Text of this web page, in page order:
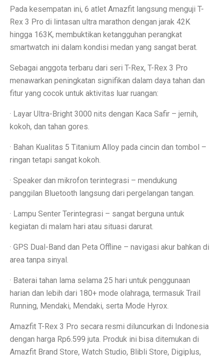
Vivo Y03t vs X100: Perbandingan Harga dan Fitur!
7 HP Flagship Android Terkencang 2025, Bukan
Air Minum Biru: Inovasi Teknologi yang Buka Peluang
Siap Kalahkan Samsung S25 FE, 3 HP Kamera
Elon Musk Jadi Orang Kaya Pertama Dunia dengan
3 Rekomendasi HP Spek Gahar Harga Terjangkau di
TECNO Pova 6 Pro 5G: Gaming Murah dengan
Pesan Awal iPhone 17 Mulai Oktober–November 2025
Contoh Soal Matematika SMA Lengkap dengan
Ternyata Ini Rasanya Punya Interpreter AI di Telinga
Realme 15 Pro 5G Jadi Smartphone Turnamen
IMX 2025 Dimulai 10 Oktober 2025, Hadirkan Tokoh
PGE Dorong Inovasi Energi Panas Bumi Capai 3 GW
Elon Musk Pecahkan Rekor Kekayaan, Jadi Orang
Pada kesempatan ini, 6 atlet Amazfit langsung menguji T-
Rex 3 Pro di lintasan ultra marathon dengan jarak 42K
hingga 163K, membuktikan ketangguhan perangkat
smartwatch ini dalam kondisi medan yang sangat berat.
Sebagai anggota terbaru dari seri T-Rex, T-Rex 3 Pro
menawarkan peningkatan signifikan dalam daya tahan dan
fitur yang cocok untuk aktivitas luar ruangan:
· Layar Ultra-Bright 3000 nits dengan Kaca Safir – jernih,
kokoh, dan tahan gores.
· Bahan Kualitas 5 Titanium Alloy pada cincin dan tombol –
ringan tetapi sangat kokoh.
· Speaker dan mikrofon terintegrasi – mendukung
panggilan Bluetooth langsung dari pergelangan tangan.
· Lampu Senter Terintegrasi – sangat berguna untuk
kegiatan di malam hari atau situasi darurat.
· GPS Dual-Band dan Peta Offline – navigasi akur bahkan di
area tanpa sinyal.
· Baterai tahan lama selama 25 hari untuk penggunaan
harian dan lebih dari 180+ mode olahraga, termasuk Trail
Running, Mendaki, Mendaki, serta Mode Hyrox.
Amazfit T-Rex 3 Pro secara resmi diluncurkan di Indonesia
dengan harga Rp6.599 juta. Produk ini bisa ditemukan di
Amazfit Brand Store, Watch Studio, Blibli Store, Digiplus,